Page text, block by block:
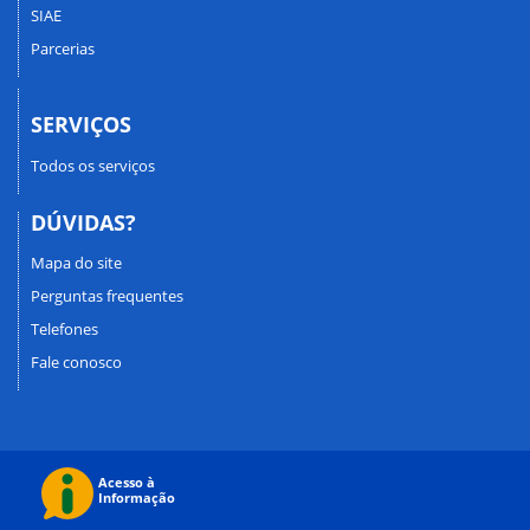
SIAE
Parcerias
SERVIÇOS
Todos os serviços
DÚVIDAS?
Mapa do site
Perguntas frequentes
Telefones
Fale conosco